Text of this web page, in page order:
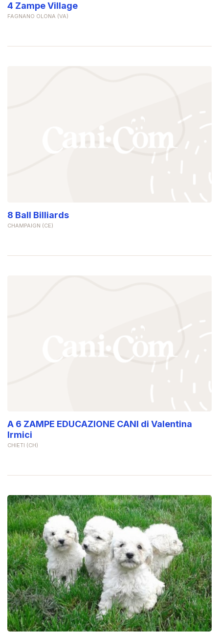
4 Zampe Village
FAGNANO OLONA (VA)
8 Ball Billiards
CHAMPAIGN (CE)
A 6 ZAMPE EDUCAZIONE CANI di Valentina
Irmici
CHIETI (CH)